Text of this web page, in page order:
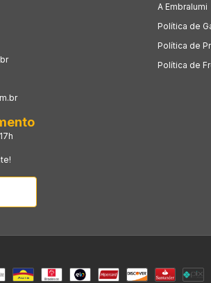
A Embralumi
Política de
Política de
Política de